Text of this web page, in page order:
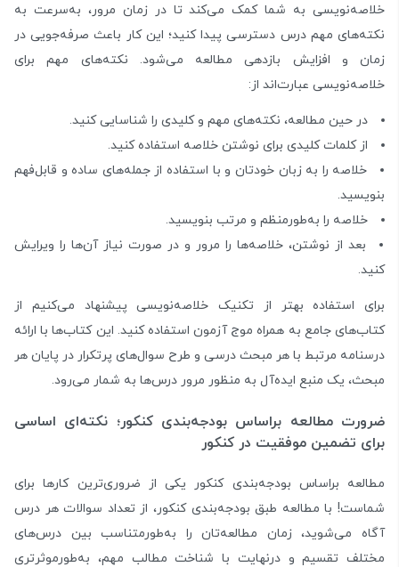
خلاصه‌نویسی به شما کمک می‌کند تا در زمان مرور، به‌سرعت به
نکته‌های مهم درس دسترسی پیدا کنید؛ این کار باعث صرفه‌جویی در
زمان و افزایش بازدهی مطالعه می‌شود. نکته‌های مهم برای
خلاصه‌نویسی عبارت‌اند از:
در حین مطالعه، نکته‌های مهم و کلیدی را شناسایی کنید.
از کلمات کلیدی برای نوشتن خلاصه استفاده کنید.
خلاصه را به زبان خودتان و با استفاده از جمله‌های ساده و قابل‌فهم
بنویسید.
خلاصه را به‌طور‌منظم و مرتب بنویسید.
بعد از نوشتن، خلاصه‌ها را مرور و در صورت نیاز آن‌ها را ویرایش
کنید.
برای استفاده بهتر از تکنیک خلاصه‌نویسی پیشنهاد می‌کنیم از
کتاب‌های جامع به همراه موج آزمون استفاده کنید. این کتاب‌ها با ارائه
درسنامه مرتبط با هر مبحث درسی و طرح سوال‌های پرتکرار در پایان هر
مبحث، یک منبع ایده‌آل به منظور مرور درس‌ها به شمار می‌رود.
ضرورت مطالعه بر‌اساس بودجه‌بندی کنکور؛ نکته‌ای اساسی
برای تضمین موفقیت در کنکور
مطالعه براساس بودجه‌بندی کنکور یکی از ضروری‌ترین کارها برای
شماست! با مطالعه طبق بودجه‌بندی کنکور، از تعداد سوالات هر درس
آگاه می‌شوید، زمان مطالعه‌تان را به‌طور‌متناسب بین درس‌های
مختلف تقسیم و درنهایت با شناخت مطالب مهم، به‌طور‌موثرتری